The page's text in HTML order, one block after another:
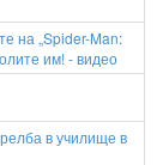
на „Spider-Man:
им! - видео
в училище в